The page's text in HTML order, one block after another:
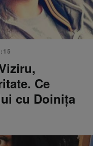
Ce
cu Doinița